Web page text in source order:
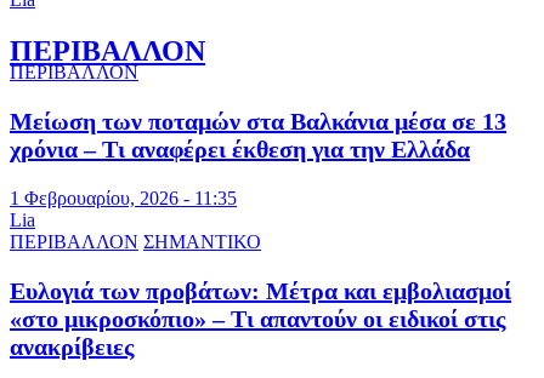
ΠΕΡΙΒΑΛΛΟΝ
ΠΕΡΙΒΑΛΛΟΝ
Μείωση των ποταμών στα Βαλκάνια μέσα σε 13
χρόνια – Τι αναφέρει έκθεση για την Ελλάδα
1 Φεβρουαρίου, 2026 - 11:35
Lia
ΠΕΡΙΒΑΛΛΟΝ ΣΗΜΑΝΤΙΚΟ
Ευλογιά των προβάτων: Μέτρα και εμβολιασμοί
«στο μικροσκόπιο» – Τι απαντούν οι ειδικοί στις
ανακρίβειες